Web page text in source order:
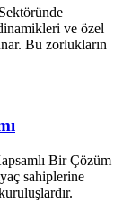
ve özel
Bu zorlukların
Bir Çözüm
sahiplerine